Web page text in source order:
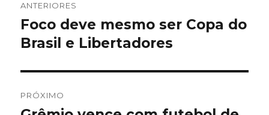
de
Post
ANTERIORES
Post
anterior:
Foco deve mesmo ser Copa do
Brasil e Libertadores
PRÓXIMO